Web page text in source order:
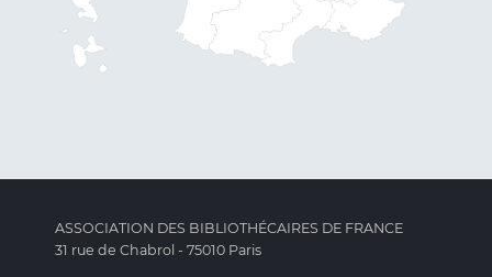
ASSOCIATION DES BIBLIOTHÉCAIRES DE FRANCE
31 rue de Chabrol - 75010 Paris